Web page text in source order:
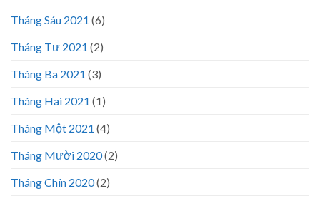
Tháng Sáu 2021 (6)
Tháng Tư 2021 (2)
Tháng Ba 2021 (3)
Tháng Hai 2021 (1)
Tháng Một 2021 (4)
Tháng Mười 2020(2)
Tháng Chín 2020(2)